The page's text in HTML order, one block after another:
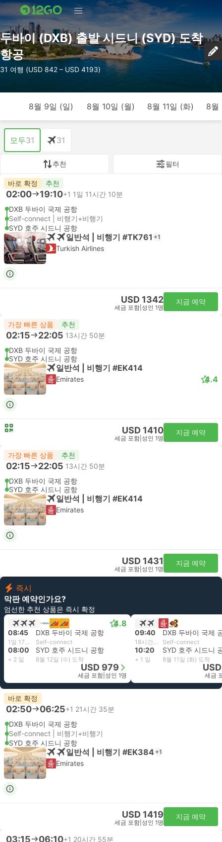
두바이 (DXB) 출발 시드니 (SYD) 도착
항공
31 여행 (USD 842 – USD 4193)
8월 9일 (일) 8월 10일 (월) 8월 11일 (화) 8월
모두31 31
추천 필터
바로 확정 추천
02:00 19:10+1 1일 11시간 10분
DXB 두바이 국제 공항
Self-connect | 비행기+비행기
SYD 호주 시드니 공항
일반석 | 비행기 #TK761 +1
Turkish Airlines
USD 1342
세금 포함 성인 1명
지금 예약
가장 빠른 상품 추천
02:15 22:05 13시간 50분
DXB 두바이 국제 공항
SYD 호주 시드니 공항
일반석 | 비행기 #EK414
Emirates 4.4
USD 1410
세금 포함 성인 1명
지금 예약
가장 빠른 상품 추천
02:15 22:05 13시간 50분
DXB 두바이 국제 공항
SYD 호주 시드니 공항
일반석 | 비행기 #EK414
Emirates
USD 1431
세금 포함 성인 1명
지금 예약
즉시
막판 예약인가요?
엄선한 추천 상품은 즉시 확정
4.8
08:45 DXB 두바이 국제 공항
1일 17시간 15분 Self-connect
08:00 SYD 호주 시드니 공항
+ 2 일 8월 12일 (수) 도착
USD 979
세금 포함 성인 1명
09:40 DXB 두바이 국제
18시간 40분 Self-connect
10:20 SYD 호주 시드니
+ 1 일 8월 11일 (화) 도착
세금
바로 확정
02:50 06:25+1 21시간 35분
DXB 두바이 국제 공항
Self-connect | 비행기+비행기
SYD 호주 시드니 공항
일반석 | 비행기 #EK384 +1
Emirates
USD 1419
세금 포함 성인 1명
지금 예약
03:15 06:10+1 20시간 55분